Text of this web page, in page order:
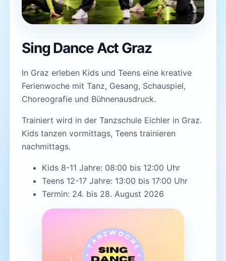
Sing Dance Act Graz
In Graz erleben Kids und Teens eine kreative
Ferienwoche mit Tanz, Gesang, Schauspiel,
Choreografie und Bühnenausdruck.
Trainiert wird in der Tanzschule Eichler in Graz.
Kids tanzen vormittags, Teens trainieren
nachmittags.
Kids 8-11 Jahre: 08:00 bis 12:00 Uhr
Teens 12-17 Jahre: 13:00 bis 17:00 Uhr
Termin: 24. bis 28. August 2026